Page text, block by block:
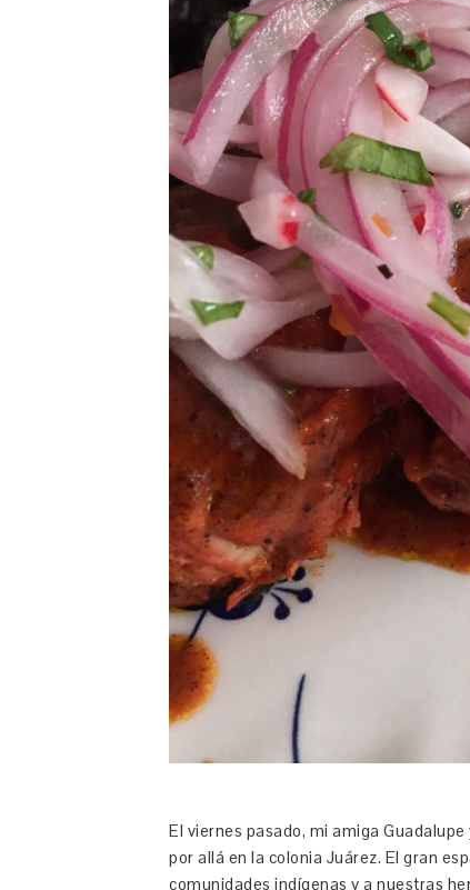
El viernes pasado, mi amiga
por allá en la colonia Juárez. El gran
comunidades indígenas y a nuestras